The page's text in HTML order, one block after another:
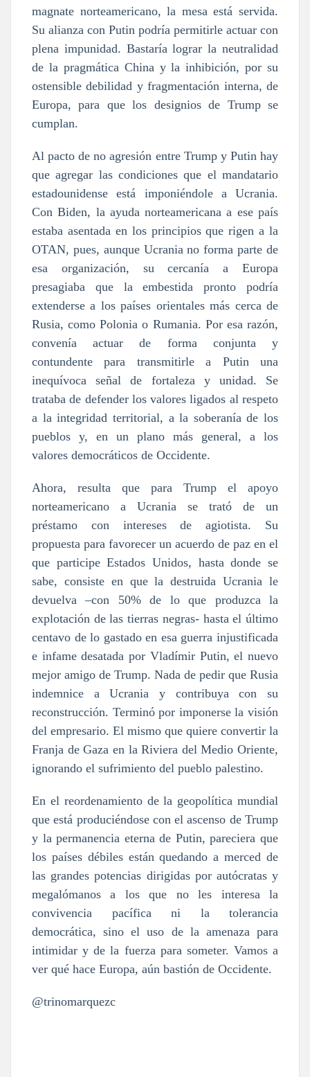
magnate norteamericano, la mesa está servida.
Su alianza con Putin podría permitirle actuar con
plena impunidad. Bastaría lograr la neutralidad
de la pragmática China y la inhibición, por su
ostensible debilidad y fragmentación interna, de
Europa, para que los designios de Trump se
cumplan.
Al pacto de no agresión entre Trump y Putin hay
que agregar las condiciones que el mandatario
estadounidense está imponiéndole a Ucrania.
Con Biden, la ayuda norteamericana a ese país
estaba asentada en los principios que rigen a la
OTAN, pues, aunque Ucrania no forma parte de
esa organización, su cercanía a Europa
presagiaba que la embestida pronto podría
extenderse a los países orientales más cerca de
Rusia, como Polonia o Rumania. Por esa razón,
convenía actuar de forma conjunta y
contundente para transmitirle a Putin una
inequívoca señal de fortaleza y unidad. Se
trataba de defender los valores ligados al respeto
a la integridad territorial, a la soberanía de los
pueblos y, en un plano más general, a los
valores democráticos de Occidente.
Ahora, resulta que para Trump el apoyo
norteamericano a Ucrania se trató de un
préstamo con intereses de agiotista. Su
propuesta para favorecer un acuerdo de paz en el
que participe Estados Unidos, hasta donde se
sabe, consiste en que la destruida Ucrania le
devuelva –con 50% de lo que produzca la
explotación de las tierras negras- hasta el último
centavo de lo gastado en esa guerra injustificada
e infame desatada por Vladímir Putin, el nuevo
mejor amigo de Trump. Nada de pedir que Rusia
indemnice a Ucrania y contribuya con su
reconstrucción. Terminó por imponerse la visión
del empresario. El mismo que quiere convertir la
Franja de Gaza en la Riviera del Medio Oriente,
ignorando el sufrimiento del pueblo palestino.
En el reordenamiento de la geopolítica mundial
que está produciéndose con el ascenso de Trump
y la permanencia eterna de Putin, pareciera que
los países débiles están quedando a merced de
las grandes potencias dirigidas por autócratas y
megalómanos a los que no les interesa la
convivencia pacífica ni la tolerancia
democrática, sino el uso de la amenaza para
intimidar y de la fuerza para someter. Vamos a
ver qué hace Europa, aún bastión de Occidente.
@trinomarquezc